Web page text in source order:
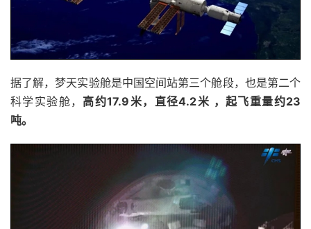
据了解，梦天实验舱是中国空间站第三个舱段，也是第二个
科学实验舱， 高约17.9米，直径4.2米 ，起飞重量约23
吨。